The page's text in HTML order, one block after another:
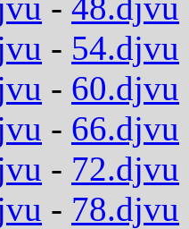
- 54.djvu
- 60.djvu
- 66.djvu
- 72.djvu
- 78.djvu